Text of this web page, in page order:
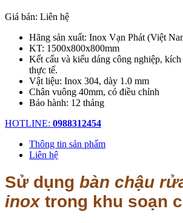
Giá bán: Liên hệ
Hãng sản xuất: Inox Vạn Phát (Việt
KT: 1500x800x800mm
Kết cấu và kiểu dáng công nghiệp,
thực tế.
Vật liệu: Inox 304, dày 1.0 mm
Chân vuông 40mm, có điều chỉnh
Bảo hành: 12 tháng
HOTLINE: 0988312454
Thông tin sản phẩm
Liên hệ
Sử dụng bàn chậu
inoxtrong khu soạn